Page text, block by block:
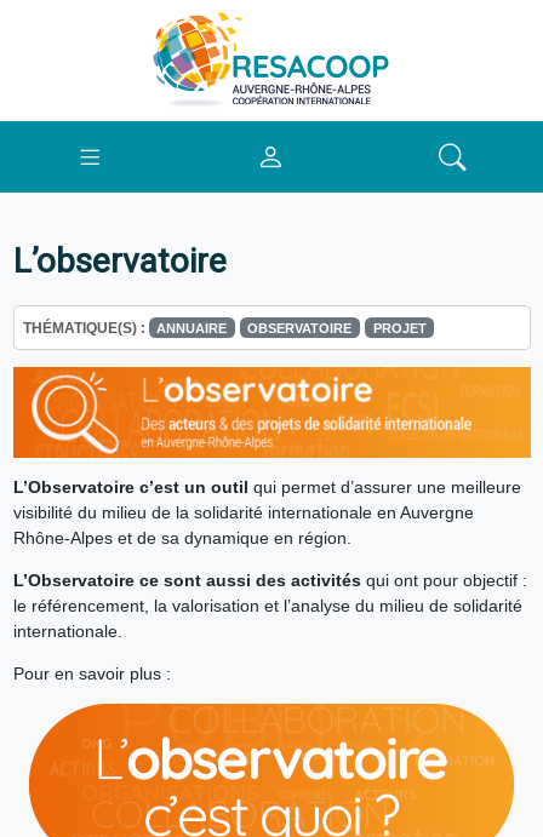
L’observatoire
THÉMATIQUE(S) : ANNUAIRE OBSERVATOIRE PROJET
L’Observatoire c’est un outil qui permet d’assurer une meilleure
visibilité du milieu de la solidarité internationale en Auvergne
Rhône-Alpes et de sa dynamique en région.
L’Observatoire ce sont aussi des activitésqui ont pour objectif :
le référencement, la valorisation et l’analyse du milieu de solidarité
internationale.
Pour en savoir plus :